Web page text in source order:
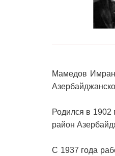
Мамедов Имран
Родился в 1902
район
С 1937 года